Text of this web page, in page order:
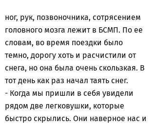
ног, рук, позвоночника, сотрясением
головного мозга лежит в БСМП. По ее
словам, во время поездки было
темно, дорогу хоть и расчистили от
снега, но она была очень скользкая. В
тот день как раз начал таять снег.
- Когда мы пришли в себя увидели
рядом две легковушки, которые
быстро скрылись. Они наверное нас и